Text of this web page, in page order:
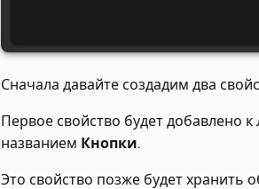
Сначала давайте создадим два
Первое свойство будет добавлено
названием Кнопки.
Это свойство позже будет хранить